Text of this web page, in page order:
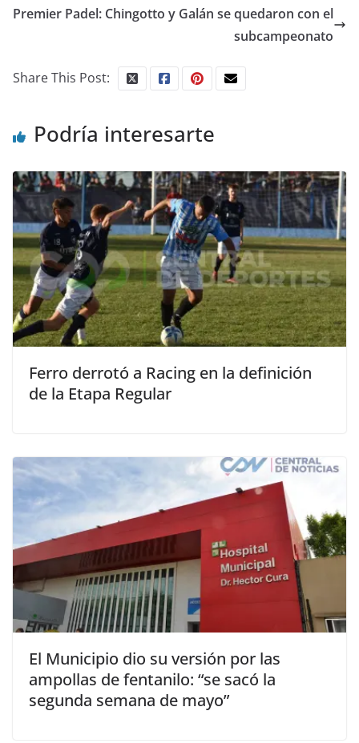
Premier Padel: Chingotto y Galán se quedaron con el
subcampeonato
Share This Post:
Podría interesarte
Ferro derrotó a Racing en la definición
de la Etapa Regular
El Municipio dio su versión por las
ampollas de fentanilo: “se sacó la
segunda semana de mayo”